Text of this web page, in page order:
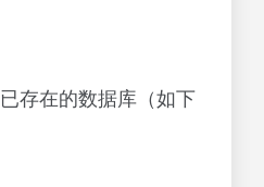
存在的数据库（如下